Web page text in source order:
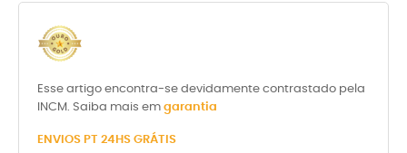
Esse artigo encontra-se devidamente contrastado pela
INCM. Saiba mais em garantia
ENVIOS PT 24HS GRÁTIS